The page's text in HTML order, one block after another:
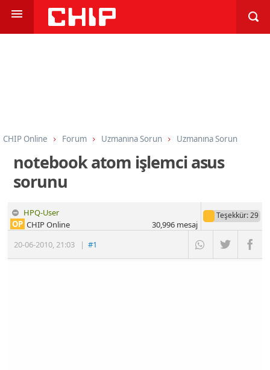
CHIP Online Forum Uzmanına Sorun Uzmanına Sorun
notebook atom işlemci asus
sorunu
HPQ-User
20-06-2010,21:03 |#1
OP CHIP Online
Teşekkür: 29
30,996mesaj